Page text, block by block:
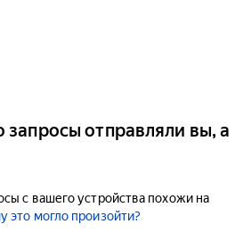
запросы отправляли вы, а
с вашего устройства похожи на
это могло произойти?